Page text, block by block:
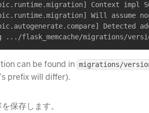
Context impl
Will assume
Detected
can be found in migrations/
prefix will differ).
保存します。